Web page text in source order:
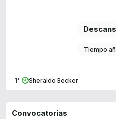
Tiempo
1' Sheraldo Becker
Convocatorias